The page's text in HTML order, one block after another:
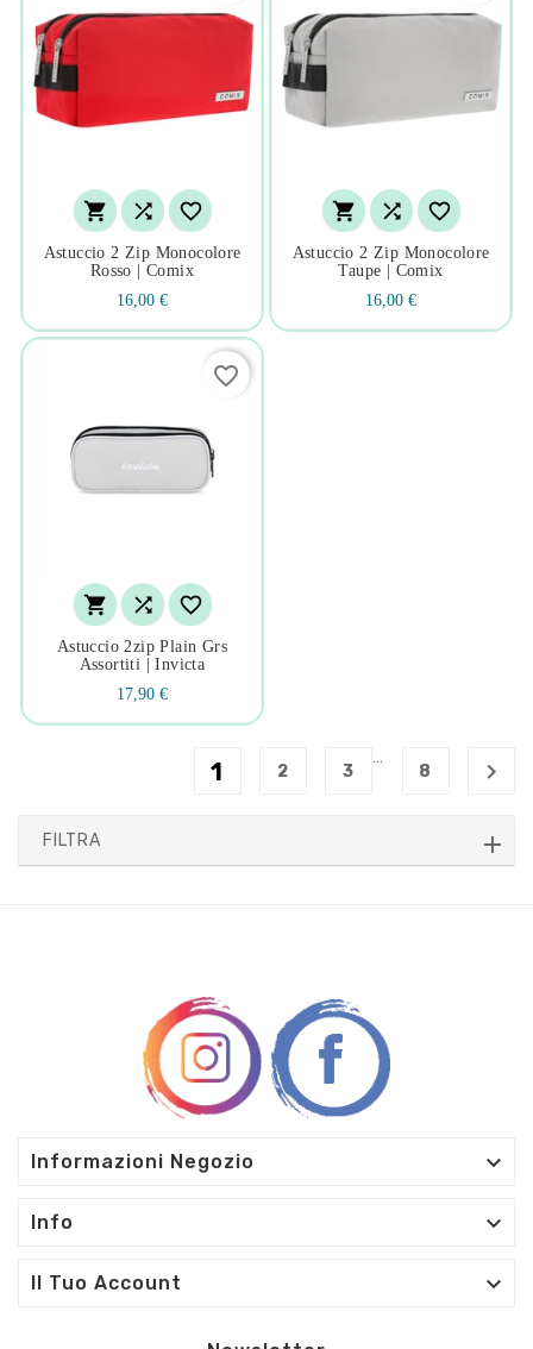
  
Astuccio 2 Zip Monocolore
Rosso | Comix
16,00 €
  
Astuccio 2 Zip Monocolore
Taupe | Comix
16,00 €
  
Astuccio 2zip Plain Grs
Assortiti | Invicta
17,90 €
favorite_border
1 2 3
…
8 
FILTRA
Informazioni Negozio 
Info 
Il Tuo Account 